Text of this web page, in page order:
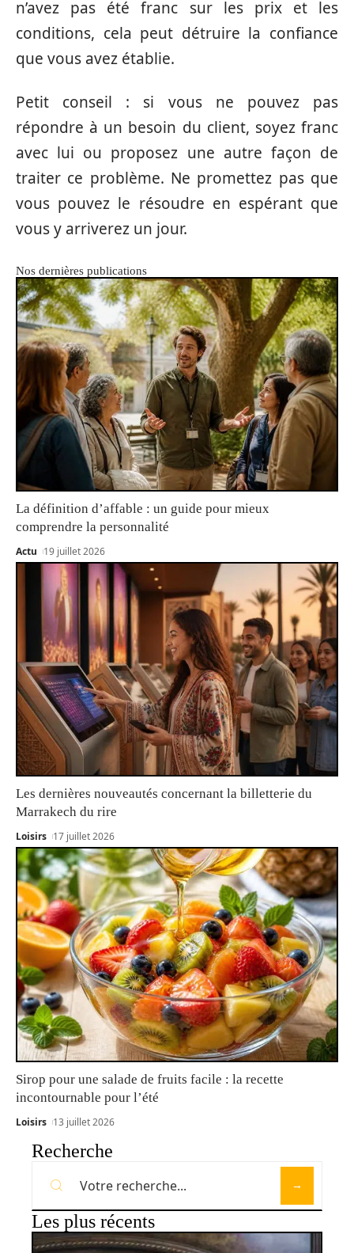
n’avez pas été franc sur les prix et les
conditions, cela peut détruire la confiance
que vous avez établie.
Petit conseil : si vous ne pouvez pas
répondre à un besoin du client, soyez franc
avec lui ou proposez une autre façon de
traiter ce problème. Ne promettez pas que
vous pouvez le résoudre en espérant que
vous y arriverez un jour.
Nos dernières publications
La définition d’affable : un guide pour mieux
comprendre la personnalité
Actu 19 juillet 2026
Les dernières nouveautés concernant la billetterie du
Marrakech du rire
Loisirs 17 juillet 2026
Sirop pour une salade de fruits facile : la recette
incontournable pour l’été
Loisirs 13 juillet 2026
Recherche
Les plus récents